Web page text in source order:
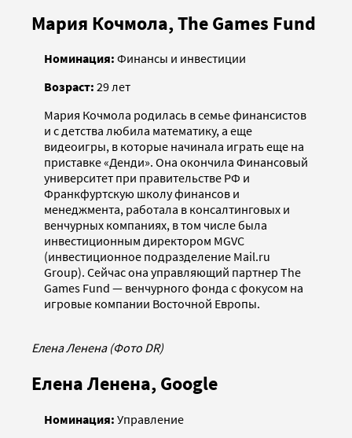
Мария Кочмола, The Games Fund
Номинация: Финансы и инвестиции
Возраст: 29 лет
Мария Кочмола родилась в семье финансистов
и с детства любила математику, а еще
видеоигры, в которые начинала играть еще на
приставке «Денди». Она окончила Финансовый
университет при правительстве РФ и
Франкфуртскую школу финансов и
менеджмента, работала в консалтинговых и
венчурных компаниях, в том числе была
инвестиционным директором MGVC
(инвестиционное подразделение Mail.ru
Group). Сейчас она управляющий партнер The
Games Fund — венчурного фонда с фокусом на
игровые компании Восточной Европы.
Елена Ленена (Фото DR)
Елена Ленена, Google
Номинация: Управление